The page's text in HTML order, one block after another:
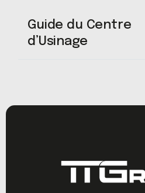
Guide du Centre
d’Usinage